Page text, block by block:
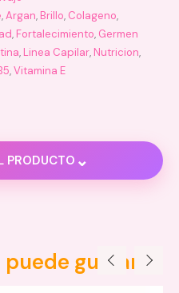
,Argan, Brillo, Colageno,
, Fortalecimiento, Germen
, Linea Capilar, Nutricion,
,Vitamina E
PRODUCTO ⌄
gustar